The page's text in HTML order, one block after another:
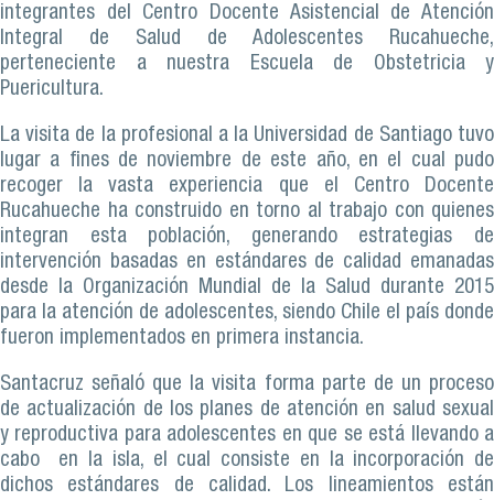
integrantes del Centro Docente Asistencial de Atención
Integral de Salud de Adolescentes Rucahueche,
perteneciente a nuestra Escuela de Obstetricia y
Puericultura.
La visita de la profesional a la Universidad de Santiago tuvo
lugar a fines de noviembre de este año, en el cual pudo
recoger la vasta experiencia que el Centro Docente
Rucahueche ha construido en torno al trabajo con quienes
integran esta población, generando estrategias de
intervención basadas en estándares de calidad emanadas
desde la Organización Mundial de la Salud durante 2015
para la atención de adolescentes, siendo Chile el país donde
fueron implementados en primera instancia.
Santacruz señaló que la visita forma parte de un proceso
de actualización de los planes de atención en salud sexual
y reproductiva para adolescentes en que se está llevando a
cabo en la isla, el cual consiste en la incorporación de
dichos estándares de calidad. Los lineamientos están